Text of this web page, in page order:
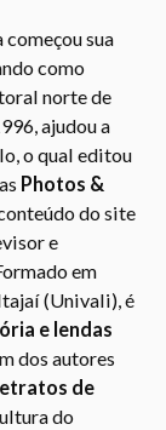
sua
como
norte de
ajudou a
o qual editou
Photos &
do site
e
em
(Univali), é
e lendas
dos autores
de
do